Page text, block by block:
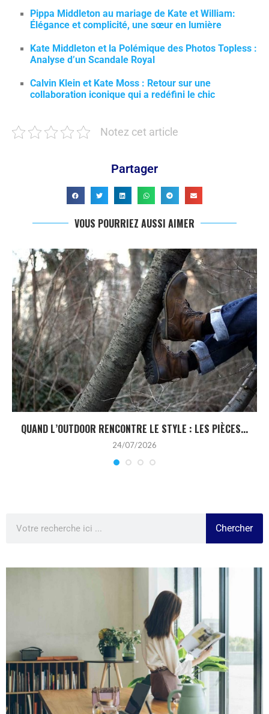
Pippa Middleton au mariage de Kate et William:
Élégance et complicité, une sœur en lumière
Kate Middleton et la Polémique des Photos Topless :
Analyse d’un Scandale Royal
Calvin Klein et Kate Moss : Retour sur une
collaboration iconique qui a redéfini le chic
Notez cet article
Partager
VOUS POURRIEZ AUSSI AIMER
QUAND L’OUTDOOR RENCONTRE LE STYLE : LES PIÈCES...
24/07/2026
Chercher